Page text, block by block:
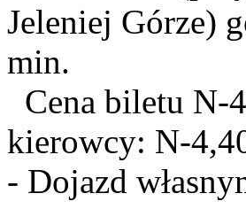
Jeleniej Górze)
min.
Cena biletu N-
kierowcy: N-
- Dojazd